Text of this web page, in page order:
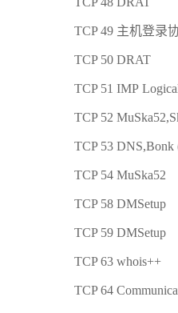
TCP 49 主机登录
TCP 50 DRAT
TCP 51 IMP
TCP 52
TCP 53
TCP 54 MuSka52
TCP 58 DMSetup
TCP 59 DMSetup
TCP 63 whois++
TCP 64